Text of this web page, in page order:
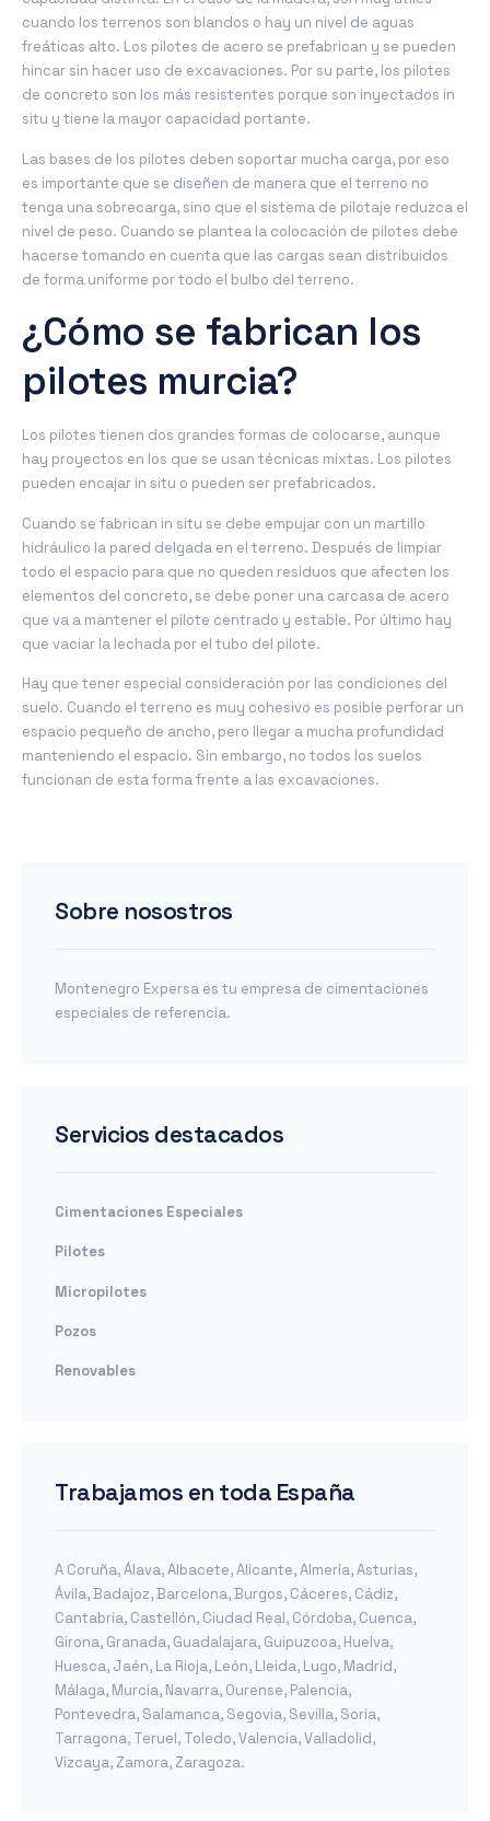
cuando los terrenos son blandos o hay un nivel de aguas
freáticas alto. Los pilotes de acero se prefabrican y se pueden
hincar sin hacer uso de excavaciones. Por su parte, los pilotes
de concreto son los más resistentes porque son inyectados in
situ y tiene la mayor capacidad portante.
Las bases de los pilotes deben soportar mucha carga, por eso
es importante que se diseñen de manera que el terreno no
tenga una sobrecarga, sino que el sistema de pilotaje reduzca el
nivel de peso. Cuando se plantea la colocación de pilotes debe
hacerse tomando en cuenta que las cargas sean distribuidos
de forma uniforme por todo el bulbo del terreno.
¿Cómo se fabrican los
pilotes murcia?
Los pilotes tienen dos grandes formas de colocarse, aunque
hay proyectos en los que se usan técnicas mixtas. Los pilotes
pueden encajar in situ o pueden ser prefabricados.
Cuando se fabrican in situ se debe empujar con un martillo
hidráulico la pared delgada en el terreno. Después de limpiar
todo el espacio para que no queden residuos que afecten los
elementos del concreto, se debe poner una carcasa de acero
que va a mantener el pilote centrado y estable. Por último hay
que vaciar la lechada por el tubo del pilote.
Hay que tener especial consideración por las condiciones del
suelo. Cuando el terreno es muy cohesivo es posible perforar un
espacio pequeño de ancho, pero llegar a mucha profundidad
manteniendo el espacio. Sin embargo, no todos los suelos
funcionan de esta forma frente a las excavaciones.
Sobre nosostros
Montenegro Expersa es tu empresa de cimentaciones
especiales de referencia.
Servicios destacados
Cimentaciones Especiales
Pilotes
Micropilotes
Pozos
Renovables
Trabajamos en toda España
A Coruña,Álava,Albacete,Alicante,Almería,Asturias,
Ávila,Badajoz,Barcelona,Burgos, Cáceres, Cádiz,
Cantabria, Castellón, Ciudad Real, Córdoba, Cuenca,
Girona, Granada, Guadalajara, Guipuzcoa, Huelva,
Huesca, Jaén, La Rioja, León, Lleida, Lugo, Madrid,
Málaga, Murcia, Navarra, Ourense, Palencia,
Pontevedra, Salamanca, Segovia, Sevilla, Soria,
Tarragona, Teruel, Toledo,Valencia,Valladolid,
Vizcaya, Zamora, Zaragoza.